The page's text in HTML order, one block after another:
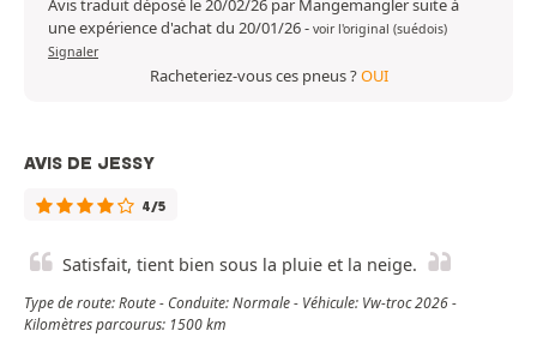
Avis traduit déposé le 20/02/26 par Mangemangler suite à
une expérience d'achat du 20/01/26- voir l'original (suédois)
Signaler
Racheteriez-vous ces pneus ?OUI
AVIS DE JESSY
4/5
Satisfait, tient bien sous la pluie et la neige.
Type de route: Route - Conduite: Normale - Véhicule: Vw-troc 2026 -
Kilomètres parcourus: 1500 km